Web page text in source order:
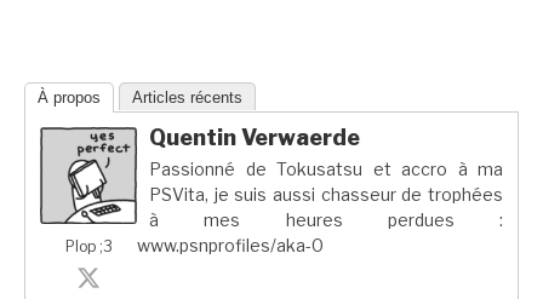
À propos Articles récents
Plop ;3
Quentin Verwaerde
Passionné de Tokusatsu et accro à ma
PSVita, je suis aussi chasseur de trophées
à mes heures perdues :
www.psnprofiles/aka-0